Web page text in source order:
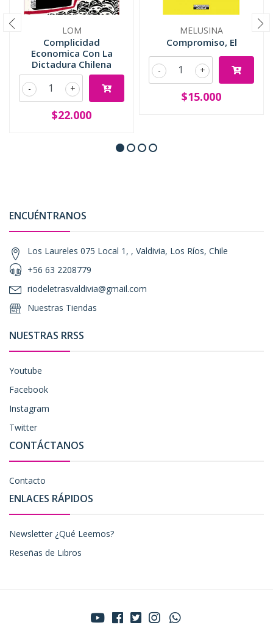
LOM
Complicidad
Economica Con La
Dictadura Chilena
+
-
$22.000
MELUSINA
Compromiso, El
+
-
$15.000
ENCUÉNTRANOS
Los Laureles 075 Local 1, , Valdivia, Los Ríos, Chile
+56 63 2208779
riodeletrasvaldivia@gmail.com
Nuestras Tiendas
NUESTRAS RRSS
Youtube
Facebook
Instagram
Twitter
CONTÁCTANOS
Contacto
ENLACES RÁPIDOS
Newsletter ¿Qué Leemos?
Reseñas de Libros